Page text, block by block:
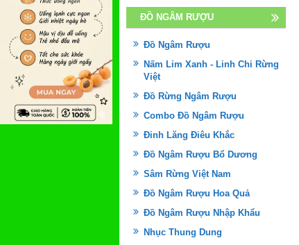
ĐỒ NGÂM RƯỢU
Đồ Ngâm Rượu
Nấm Lim Xanh - Linh Chi Rừng
Việt
Đồ Rừng Ngâm Rượu
Combo Đồ Ngâm Rượu
Đinh Lăng Điêu Khắc
Đồ Ngâm Rượu Bổ Dương
Sâm Rừng Việt Nam
Đồ Ngâm Rượu Hoa Quả
Đồ Ngâm Rượu Nhập Khẩu
Nhục Thung Dung